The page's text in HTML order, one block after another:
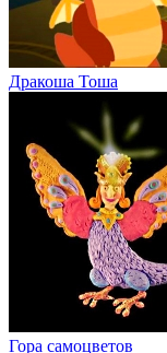
Дракоша Тоша
Гора cамоцветов